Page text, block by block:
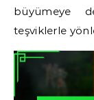
büyümeye
teşviklerle